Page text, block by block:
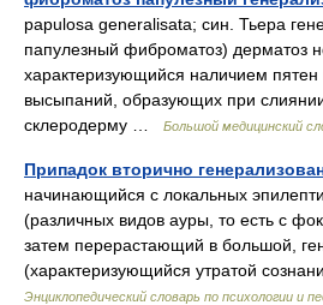
papulosa generalisata; син. Тьера
папулезный фиброматоз) дерматоз
характеризующийся наличием пятен
высыпаний, образующих при
склеродерму …
Большой медицинский
Припадок вторично
начинающийся с локальных
(различных видов ауры, то есть с
затем перерастающий в большой,
(характеризующийся утратой
Энциклопедический словарь по психологии и